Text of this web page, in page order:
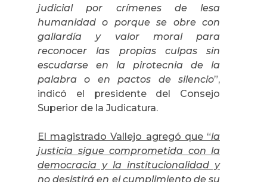
judicial por crímenes de lesa
humanidad o porque se obre con
gallardía y valor moral para
reconocer las propias culpas sin
escudarse en la pirotecnia de la
palabra o en pactos de silencio”,
indicó el presidente del Consejo
Superior de la Judicatura.
El magistrado Vallejo agregó que “la
justicia sigue comprometida con la
democracia y la institucionalidad y
no desistirá en el cumplimiento de su